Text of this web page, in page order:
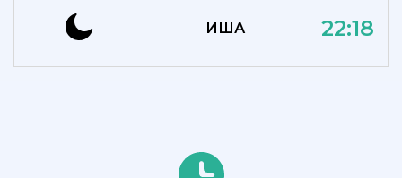
ИША 22:18